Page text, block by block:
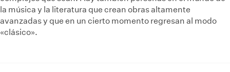
la música y la literatura que crean obras altamente
avanzadas y que en un cierto momento regresan al modo
«clásico».